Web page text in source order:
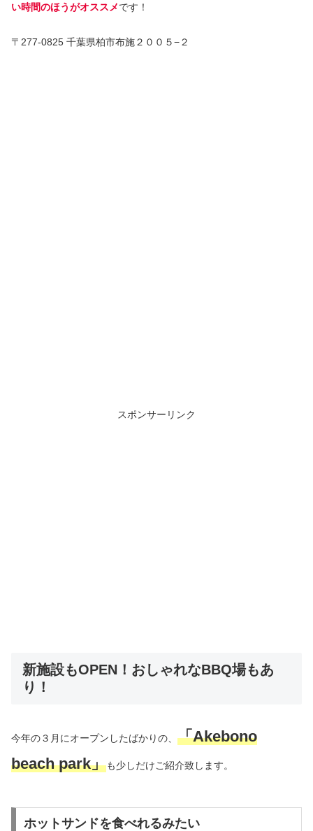
い時間のほうがオススメです！
〒277-0825 千葉県柏市布施２００５−２
スポンサーリンク
新施設もOPEN！おしゃれなBBQ場もあ
り！
今年の３月にオープンしたばかりの、 「Akebono
beach park」も少しだけご紹介致します。
ホットサンドを食べれるみたい